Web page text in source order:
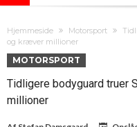
overgang?
Liverpool og Arsenal i
Hjemmeside Motorsport
og kræver millioner
MOTORSPORT
Tidligere bodyguard truer
millioner